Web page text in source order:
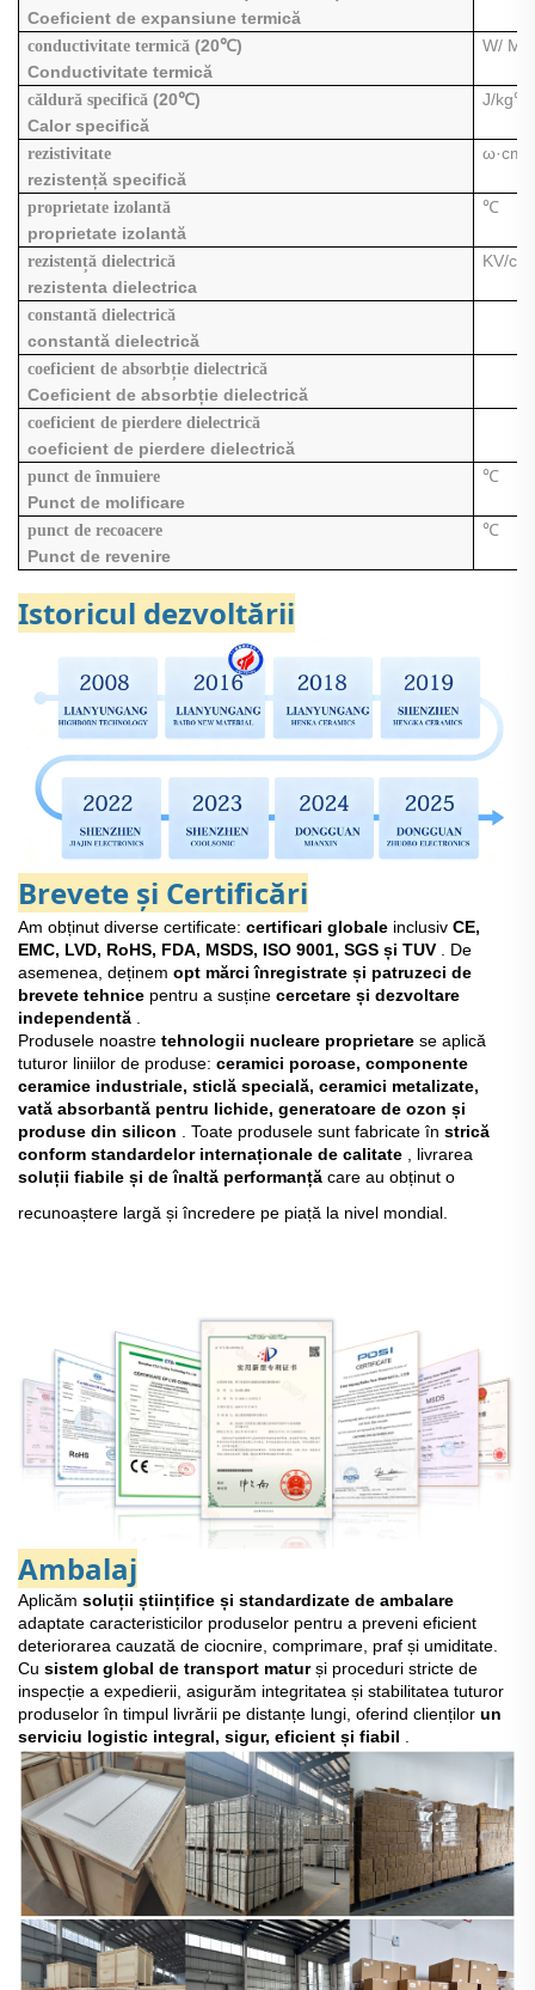
Coeficient de expansiune termică
conductivitate termică(20℃)
Conductivitate termică
W/
căldură specifică(20℃)
Calor specifică
J/kg℃
rezistivitate
rezistență specifică
ω·cm
proprietate izolantă
proprietate izolantă
℃
rezistență dielectrică
rezistenta dielectrica
KV/cm
constantă dielectrică
constantă dielectrică
coeficient de absorbție dielectrică
Coeficient de absorbție dielectrică
coeficient de pierdere dielectrică
coeficient de pierdere dielectrică
punct de înmuiere
Punct de molificare
℃
punct de recoacere
Punct de revenire
℃
Istoricul dezvoltării
Brevete și Certificări
Am obținut diverse certificate: certificari globale inclusiv CE,
EMC, LVD, RoHS, FDA, MSDS, ISO 9001, SGS și TUV
. De
asemenea, deținem opt mărci înregistrate și patruzeci de
brevete tehnice pentru a susține cercetare și dezvoltare
independentă
Produsele noastre tehnologii nucleare proprietare se aplică
tuturor liniilor de produse: ceramici poroase, componente
ceramice industriale, sticlă specială, ceramici metalizate,
vată absorbantă pentru lichide, generatoare de ozon și
produse din silicon
. Toate produsele sunt fabricate în strică
conform standardelor internaționale de calitate
, livrarea
soluții fiabile și de înaltă performanță care au obținut o
recunoaștere largă și încredere pe piață la nivel mondial.
Ambalaj
Aplicăm soluții științifice și standardizate de ambalare
adaptate caracteristicilor produselor pentru a preveni eficient
deteriorarea cauzată de ciocnire, comprimare, praf și umiditate.
Cu sistem global de transport maturși proceduri stricte de
inspecție a expedierii, asigurăm integritatea și stabilitatea tuturor
produselor în timpul livrării pe distanțe lungi, oferind clienților un
serviciu logistic integral, sigur, eficient și fiabil